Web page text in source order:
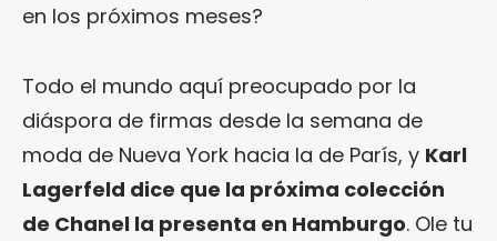
en los próximos meses?
Todo el mundo aquí preocupado por la
diáspora de firmas desde la semana de
moda de Nueva York hacia la de París, y Karl
Lagerfeld dice que la próxima colección
de Chanel la presenta en Hamburgo. Ole tu